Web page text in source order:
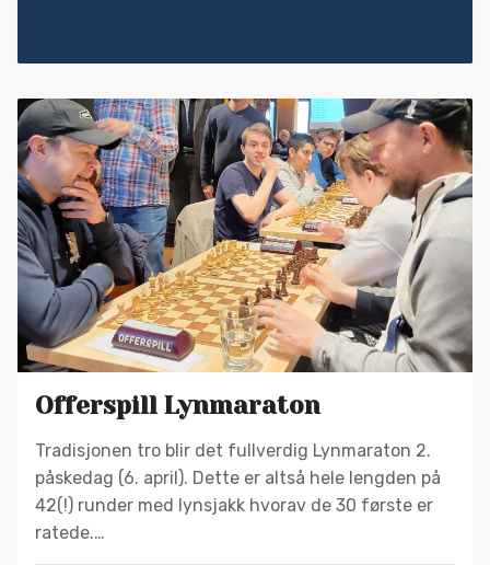
Offerspill Lynmaraton
Tradisjonen tro blir det fullverdig Lynmaraton 2.
påskedag (6. april). Dette er altså hele lengden på
42(!) runder med lynsjakk hvorav de 30 første er
ratede.…